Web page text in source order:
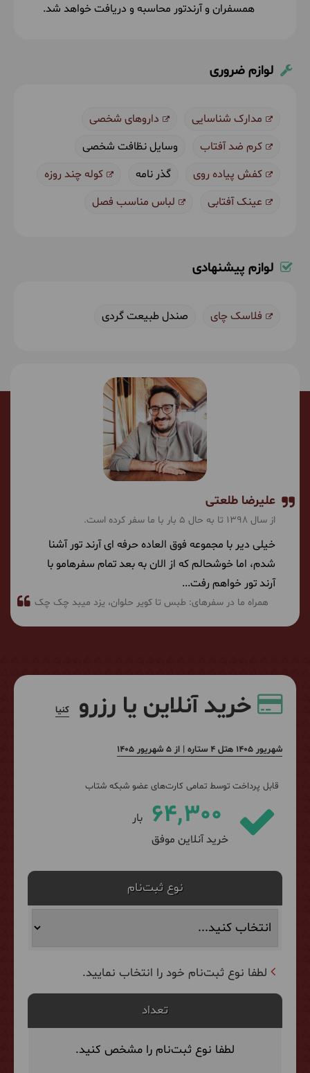
همسفران و آرندتور محاسبه و دریافت خواهد شد.
لوازم ضروری
مدارک شناسایی
داروهای شخصی
کرم ضد آفتاب
وسایل نظافت شخصی
کفش پیاده روی
گذر نامه
کوله چند روزه
عینک آفتابی
لباس مناسب فصل
لوازم پیشنهادی
فلاسک چای صندل طبیعت گردی
علیرضا طلعتی
از سال 1398 تا به حال 5 بار با ما سفر کرده است.
خیلی دیر با مجموعه فوق العاده حرفه ای آرند تور آشنا
شدم، اما خوشحالم که از الان به بعد تمام سفرهامو با
آرند تور خواهم رفت...
همراه ما در سفرهای: طبس تا کویر حلوان یزد میبد چک چک
خرید آنلاین یا رزرو کنیا
شهریور 1405 هتل 4 ستاره | از 5 شهریور 1405
قابل پرداخت توسط تمامی کارت‌های عضو شبکه شتاب
64,300
بار
خرید آنلاین موفق
نوع ثبت‌نام
لطفا نوع ثبت‌نام خود را انتخاب نمایید.
تعداد
لطفا نوع ثبت‌نام را مشخص کنید.